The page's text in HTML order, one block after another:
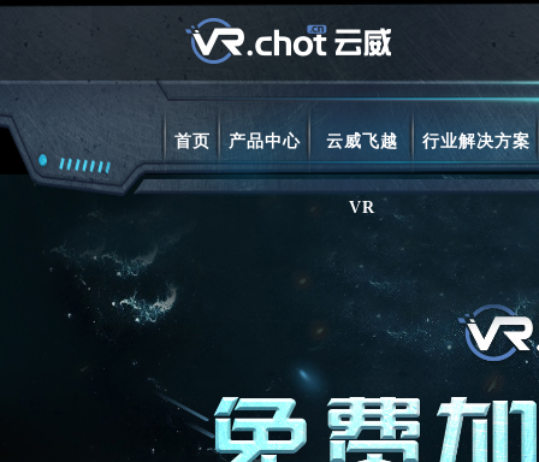
首页 产品中心 云威飞越
VR
行业解决方案